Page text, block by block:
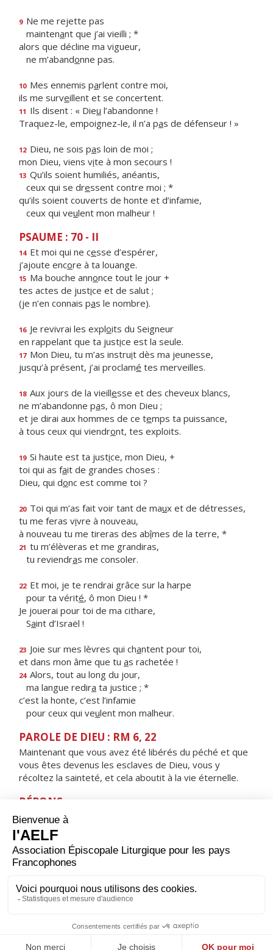
9 Ne me rejette pas
maintenant que j’ai vieilli ; *
alors que décline ma vigueur,
ne m’abandonne pas.
10 Mes ennemis parlent contre moi,
ils me surveillent et se concertent.
11 Ils disent : « Dieu l’abandonne !
Traquez-le, empoignez-le, il n’a pas de défenseur ! »
12 Dieu, ne sois pas loin de moi ;
mon Dieu, viens vite à mon secours !
13 Qu’ils soient humiliés, anéantis,
ceux qui se dressent contre moi ; *
qu’ils soient couverts de honte et d’infamie,
ceux qui veulent mon malheur !
PSAUME : 70 - II
14 Et moi qui ne cesse d’espérer,
j’ajoute encore à ta louange.
15 Ma bouche annonce tout le jour +
tes actes de justice et de salut ;
(je n’en connais pas le nombre).
16 Je revivrai les exploits du Seigneur
en rappelant que ta justice est la seule.
17 Mon Dieu, tu m’as instruit dès ma jeunesse,
jusqu’à présent, j’ai proclamé tes merveilles.
18 Aux jours de la vieillesse et des cheveux blancs,
ne m’abandonne pas, ô mon Dieu ;
et je dirai aux hommes de ce temps ta puissance,
à tous ceux qui viendront, tes exploits.
19 Si haute est ta justice, mon Dieu, +
toi qui as fait de grandes choses :
Dieu, qui donc est comme toi ?
20 Toi qui m’as fait voir tant de maux et de détresses,
tu me feras vivre à nouveau,
à nouveau tu me tireras des abîmes de la terre, *
21 tu m’élèveras et me grandiras,
tu reviendras me consoler.
22 Et moi, je te rendrai grâce sur la harpe
pour ta vérité, ô mon Dieu ! *
Je jouerai pour toi de ma cithare,
Saint d’Israël !
23 Joie sur mes lèvres qui chantent pour toi,
et dans mon âme que tu as rachetée !
24 Alors, tout au long du jour,
ma langue redira ta justice ; *
c’est la honte, c’est l’infamie
pour ceux qui veulent mon malheur.
PAROLE DE DIEU : RM 6, 22
Maintenant que vous avez été libérés du péché et que
vous êtes devenus les esclaves de Dieu, vous y
récoltez la sainteté, et cela aboutit à la vie éternelle.
RÉPONS
V/Ne suis-je pas, Seigneur, ton serviteur ?
Moi, dont tu brises les chaînes ?
ORAISON
Maître de la vigne et de la moisson, toi qui répartis les
poids du jour sans murmurer contre ta volonté. Par